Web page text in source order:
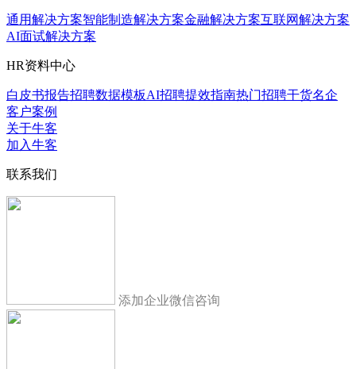
通用解决方案智能制造解决方案金融解决方案互联网解决方案
AI面试解决方案
HR资料中心
白皮书报告招聘数据模板AI招聘提效指南热门招聘干货名企
客户案例
关于牛客
加入牛客
联系我们
添加企业微信咨询